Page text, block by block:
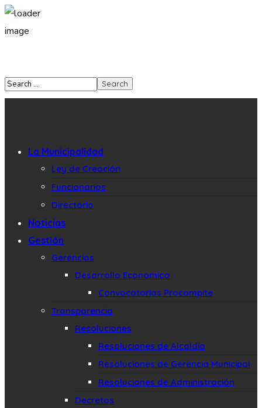
La Municipalidad
Ley de Creación
Funcionarios
Directorio
Noticias
Gestión
Gerencias
Desarrollo Economico
Convocatorias Procompite
Transparencia
Resoluciones
Resoluciones de Alcaldía
Resoluciones de Gerencia Municipal
Resoluciones de Administración
Decretos